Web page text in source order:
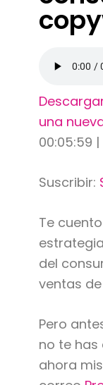
una
00:05:59 |
Suscribir:
Te
del
ventas
Pero
no te has
ahora